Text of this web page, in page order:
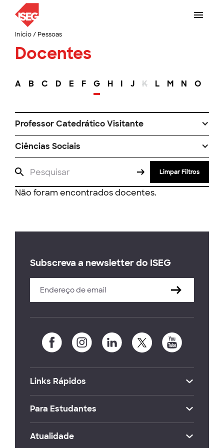
Início/ Pessoas
Docentes
A B C D E F G H I J K L M N O
Professor Catedrático Visitante
Ciências Sociais
Limpar Filtros
Não foram encontrados docentes.
Subscreva a newsletter do ISEG
Links Rápidos
Para Estudantes
Atualidade